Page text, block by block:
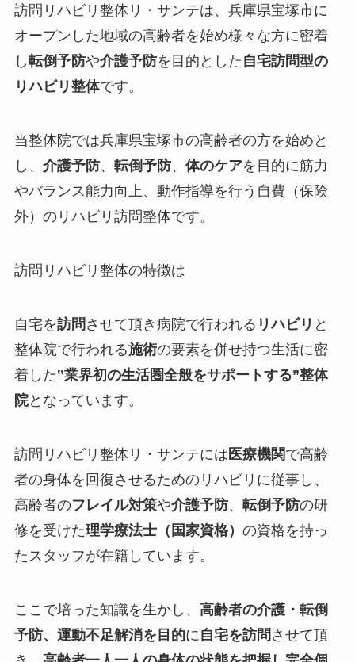
訪問リハビリ整体リ・サンテは、兵庫県宝塚市に
オープンした地域の高齢者を始め様々な方に密着
し転倒予防や介護予防を目的とした 自宅訪問型の
リハビリ整体です。
当整体院では兵庫県宝塚市の高齢者の方を始めと
し、 介護予防、 転倒予防、 体のケアを目的に筋力
やバランス能力向上、動作指導を行う 自費（保険
外） のリハビリ訪問整体です。
訪問リハビリ整体の特徴は
自宅を訪問 させて頂き病院で行われる リハビリ と
整体院で行われる施術の要素を併せ持つ生活に密
着した‟業界初の生活圏全般をサポートする”整体
院となっています。
訪問リハビリ整体リ・サンテには 医療機関で高齢
者の身体を回復させるためのリハビリに従事し、
高齢者のフレイル対策や介護予防、 転倒予防の研
修を受けた理学療法士（国家資格） の資格を持っ
たスタッフが在籍しています。
ここで培った知識を生かし、 高齢者の介護・転倒
予防、運動不足解消を目的に 自宅を訪問 させて頂